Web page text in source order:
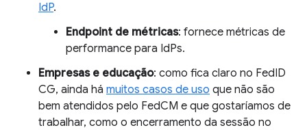
IdP.
Endpoint de métricas: fornece métricas de
performance para IdPs.
Empresas e educação: como fica claro no FedID
CG, ainda há muitos casos de uso que não são
bem atendidos pelo FedCM e que gostaríamos de
trabalhar, como o encerramento da sessão no